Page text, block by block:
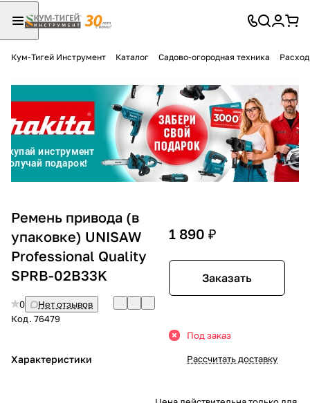
Кум-Тигей Инструмент Каталог Садово-огородная техника
Ремень привода (в
упаковке) UNISAW
Professional Quality
SPRB-02B33K
0
Нет отзывов
Код. 76479
Характеристики
1 890 ₽
Заказать
Под заказ
Рассчитать доставку
Разбейте
оплатуна части
без переплат
График платежей
Сегодня
25%